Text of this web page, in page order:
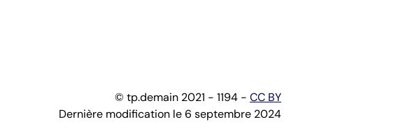
© tp.demain 2021 - 1194 - CC BY
Dernière modification le 6 septembre 2024